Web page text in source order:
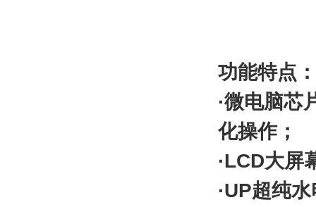
功能特点：
·微电脑芯
化操作；
·LCD大屏
·UP超纯